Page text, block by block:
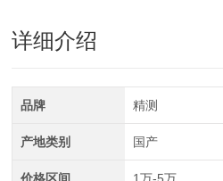
详细介绍
品牌 精测
产地类别 国产